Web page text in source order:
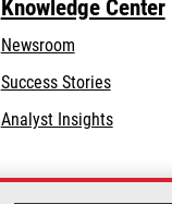
Knowledge Center
Newsroom
Success Stories
Analyst Insights